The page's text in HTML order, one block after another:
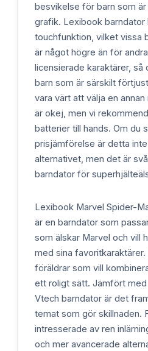
besvikelse för barn som
grafik. Lexibook barndator
touchfunktion, vilket vissa
är något högre än för
licensierade karaktärer, så
barn som är särskilt
vara värt att välja en
är okej, men vi
batterier till hands. Om du
prisjämförelse är detta
alternativet, men det är
barndator för
Lexibook Marvel Spider-
är en barndator som
som älskar Marvel och vill
med sina
föräldrar som vill
ett roligt sätt. Jämfört
Vtech barndator är det
temat som gör skillnaden.
intresserade av ren
och mer avancerade